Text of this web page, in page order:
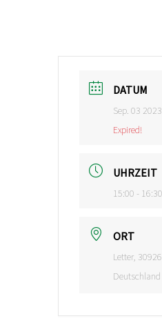
DATUM
Sep. 03 2023
Expired!
UHRZEIT
15:00 - 16:30
ORT
Letter,
Deutschland